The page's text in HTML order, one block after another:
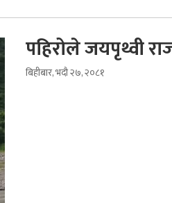
पहिरोले जयपृथ्वी
बिहीबार, भदौ २७, २०८१